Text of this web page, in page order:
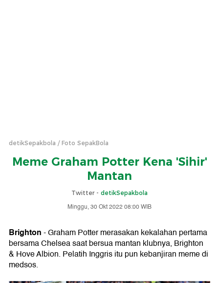
detikSepakbola Foto SepakBola
Meme Graham Potter Kena 'Sihir'
Mantan
Twitter - detikSepakbola
Minggu, 30 Okt 2022 08:00 WIB
Brighton- Graham Potter merasakan kekalahan pertama
bersama Chelsea saat bersua mantan klubnya, Brighton
& Hove Albion. Pelatih Inggris itu pun kebanjiran meme di
medsos.